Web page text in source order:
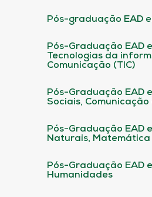
Pós-graduação EAD
Pós-Graduação EAD
Tecnologias da
Comunicação (TIC)
Pós-Graduação EAD
Sociais,
Pós-Graduação EAD
Naturais,
Pós-Graduação EAD
Humanidades